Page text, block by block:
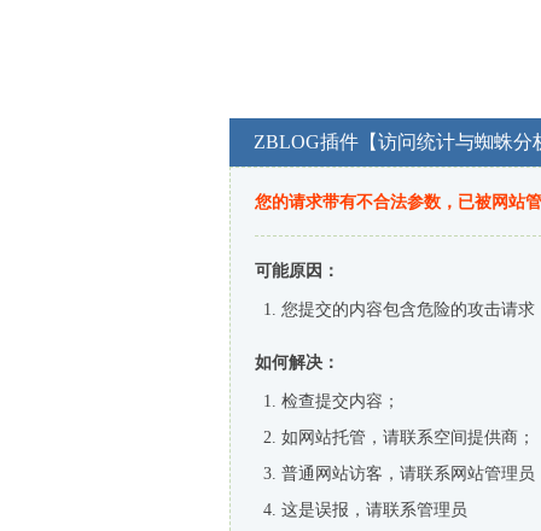
ZBLOG插件【访问统计与蜘蛛分
您的请求带有不合法参数，已被网站
可能原因：
您提交的内容包含危险的攻击请求
如何解决：
检查提交内容；
如网站托管，请联系空间提供商；
普通网站访客，请联系网站管理员
这是误报，请联系管理员